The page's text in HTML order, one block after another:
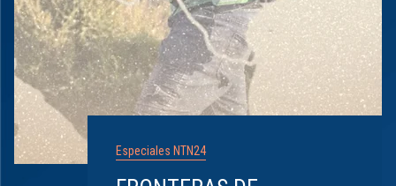
Especiales NTN24